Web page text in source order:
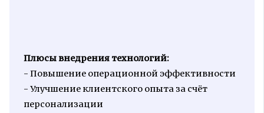
Плюсы внедрения технологий:
- Повышение операционной эффективности
- Улучшение клиентского опыта за счёт
персонализации